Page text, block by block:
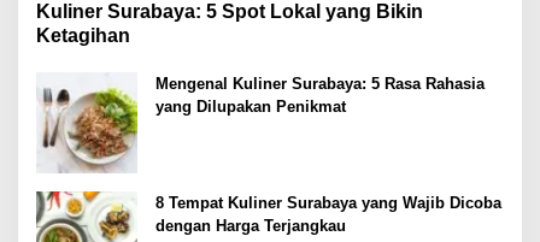
Kuliner Surabaya: 5 Spot Lokal yang Bikin
Ketagihan
Mengenal Kuliner Surabaya: 5 Rasa Rahasia
yang Dilupakan Penikmat
8 Tempat Kuliner Surabaya yang Wajib Dicoba
dengan Harga Terjangkau